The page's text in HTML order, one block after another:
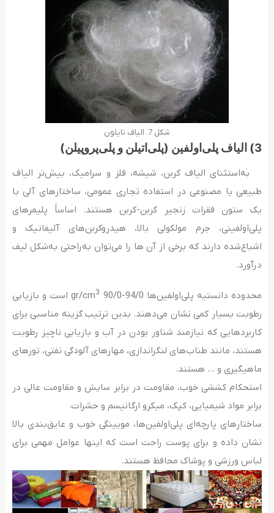
شکل 7. الیاف نایلون
3) الیاف پلی‌اولفین (پلی‌اتیلن و پلی‌پروپیلن)
به‌استثنای الیاف کربن، شیشه، فلز و سرامیک، بیش‌تر الیاف
طبیعی یا مصنوعی در استفاده تجاری عمومی، ساختارهای آلی با
یک ستون فقرات زنجیر کربن-کربن هستند. اساساً پلیمرهای
پلی‌اولفینی، جرم مولکولی بالا، هیدروکربن‌های آلیفاتیک و
اشباع‌شده دارند که برخی از آن ها را می‌توان به‌راحتی به‌شکل لیف
درآورد.
محدوده دانستیه پلی‌اولفین‌ها gr/cm 3
90/0-94/0 است و بازیابی
رطوبت بسیار کمی نشان می‌دهند. بدین ترتیب گزینه مناسبی برای
کاربردهایی که نیازمند شناور بودن در آب و بازیابی ناچیز رطوبت
هستند، مانند طناب‌های لنگراندازی، مهارهای آلودگی نفتی، تورهای
ماهیگیری و … هستند.
استحکام کششی خوب، مقاومت در برابر سایش و مقاومت عالی در
برابر مواد شیمیایی، کپک، میکرو ارگانیسم و حشرات.
ساختارهای پارچه‌ای پلی‌اولفین‌ها، مویینگی خوب و عایق‌بندی بالا
نشان داده و برای پوست راحت است که اینها عوامل مهمی برای
لباس ورزشی و پوشاک محافظ هستند.